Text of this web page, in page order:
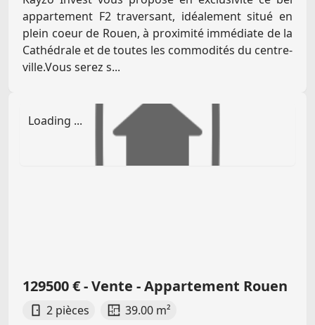
appartement F2 traversant, idéalement situé en
plein coeur de Rouen, à proximité immédiate de la
Cathédrale et de toutes les commodités du centre-
ville.Vous serez s...
129500 € - Vente - Appartement Rouen
2 pièces
39.00 m²